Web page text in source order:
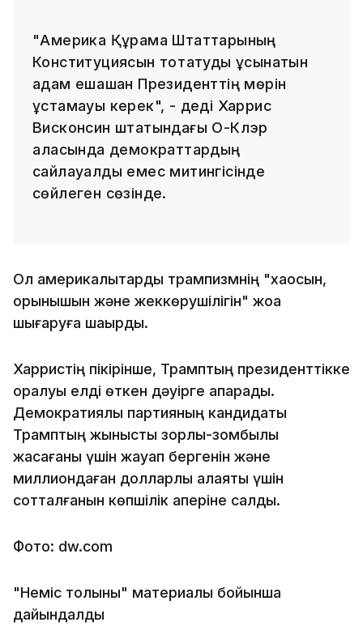
"Америка Құрама Штаттарының
Конституциясын тоқтатуды ұсынатын
адам ешқашан Президенттің мөрін
ұстамауы керек", - деді Харрис
Висконсин штатындағы О-Клэр
қаласында демократтардың
сайлауалды емес митингісінде
сөйлеген сөзінде.
Ол америкалықтарды трампизмнің "хаосын,
қорқынышын және жеккөрушілігін" жоққа
шығаруға шақырды.
Харристің пікірінше, Трамптың президенттікке
оралуы елді өткен дәуірге апарады.
Демократиялық партияның кандидаты
Трамптың жыныстық зорлық-зомбылық
жасағаны үшін жауап бергенін және
миллиондаған долларлық алаяқтық үшін
сотталғанын көпшілік қаперіне салды.
Фото: dw.com
"Неміс толқыны" материалы бойынша
дайындалды